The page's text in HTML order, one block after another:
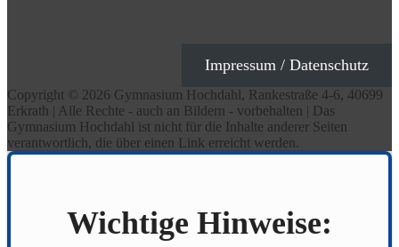
Impressum / Datenschutz
Copyright © 2026 Gymnasium Hochdahl, Rankestraße 4-6, 40699
Erkrath | Alle Rechte - auch an Bildern - vorbehalten | Das
Gymnasium Hochdahl ist nicht für die Inhalte anderer Seiten
verantwortlich, die über einen Link erreicht werden.
Wichtige Hinweise: